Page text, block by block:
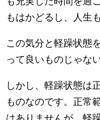
もはかどるし、人生
この気分と軽躁状態
って良いものじゃな
しかし、軽躁状態は
ものなのです。正常
はありませんが、軽